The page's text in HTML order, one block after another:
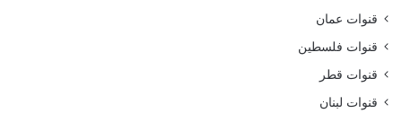
قنوات عمان
قنوات فلسطين
قنوات قطر
قنوات لبنان